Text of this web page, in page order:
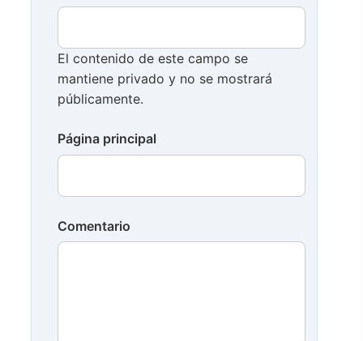
El contenido de este campo se
mantiene privado y no se mostrará
públicamente.
Página principal
Comentario